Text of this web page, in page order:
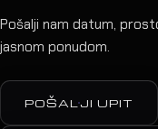
Pošalji nam datum,
jasnom ponudom.
POŠALJI UPIT